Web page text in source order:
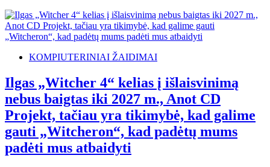
KOMPIUTERINIAI ŽAIDIMAI
Ilgas „Witcher 4“ kelias į išlaisvinimą
nebus baigtas iki 2027 m., Anot CD
Projekt, tačiau yra tikimybė, kad galime
gauti „Witcheron“, kad padėtų mums
padėti mus atbaidyti